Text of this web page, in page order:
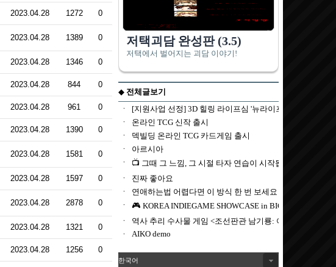
한국어
2023.04.28 1272 0
2023.04.28 1389 0
2023.04.28 1346 0
2023.04.28 844 0
2023.04.28 961 0
2023.04.28 1390 0
2023.04.28 1581 0
2023.04.28 1597 0
2023.04.28 2878 0
2023.04.28 1321 0
2023.04.28 1256 0